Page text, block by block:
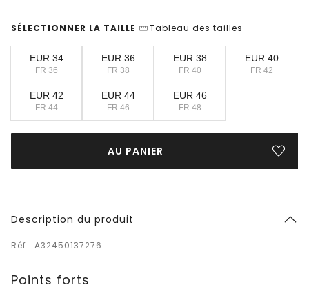
SÉLECTIONNER LA TAILLE | Tableau des tailles
EUR 34
FR 36
EUR 36
FR 38
EUR 38
FR 40
EUR 40
FR 42
EUR 42
FR 44
EUR 44
FR 46
EUR 46
FR 48
AU PANIER
Description du produit
Réf.: A32450137276
Points forts